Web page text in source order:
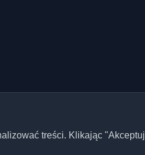
treści. Klikając "Akceptuj